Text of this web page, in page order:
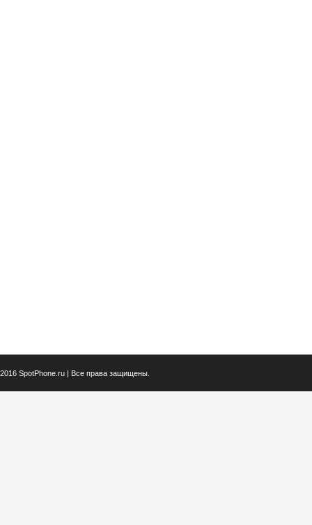
2016 SpotPhone.ru | Все права защищены.